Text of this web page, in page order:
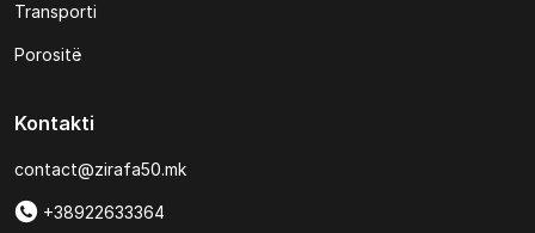
Transporti
Porositë
Kontakti
contact@zirafa50.mk
+38922633364